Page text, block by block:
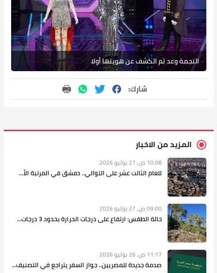
النجمة وعد تم الكشف عن هويتها أولا
شارك:
المزيد من الاخبار
10:08 ص, 27 يوليو 2026
للعام الثالث عشر على التوالي.. دمشق في المرتبة الأ...
09:00 ص, 27 يوليو 2026
حالة الطقس: ارتفاع على درجات الحرارة بحدود 3 درجات...
11:17 ص, 26 يوليو 2026
صدمة جديدة للمصريين.. جواز السفر يتراجع في التصنيف...